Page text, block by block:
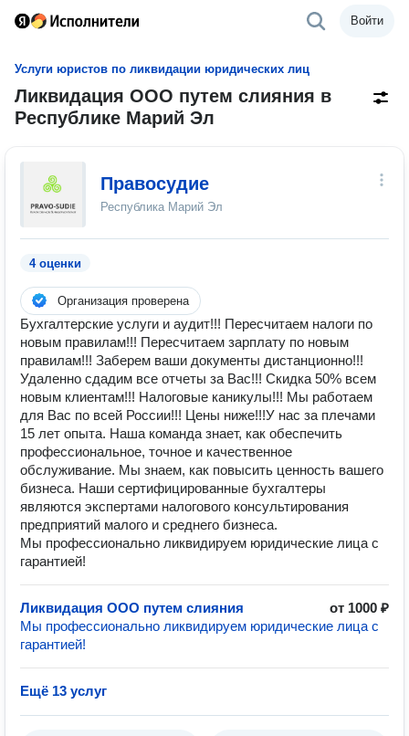
Войти
Услуги юристов по ликвидации юридических лиц
Ликвидация ООО путем слияния в
Республике Марий Эл
Правосудие
Республика Марий Эл
4 оценки
Организация проверена
Бухгалтерские услуги и аудит!!! Пересчитаем налоги по
новым правилам!!! Пересчитаем зарплату по новым
правилам!!! Заберем ваши документы дистанционно!!!
Удаленно сдадим все отчеты за Вас!!! Скидка 50% всем
новым клиентам!!! Налоговые каникулы!!! Мы работаем
для Вас по всей России!!! Цены ниже!!!У нас за плечами
15 лет опыта. Наша команда знает, как обеспечить
профессиональное, точное и качественное
обслуживание. Мы знаем, как повысить ценность вашего
бизнеса. Наши сертифицированные бухгалтеры
являются экспертами налогового консультирования
предприятий малого и среднего бизнеса.
Мы профессионально ликвидируем юридические лица с
гарантией!
Ликвидация ООО путем слияния
от 1000 ₽
Мы профессионально ликвидируем юридические лица с
гарантией!
Ещё 13 услуг